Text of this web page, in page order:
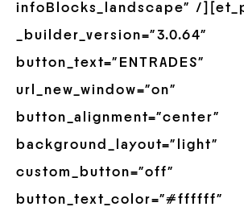
infoBlocks_landscape” /
_builder_version=”3.0.64″
button_text=”ENTRADES”
url_new_window=”on”
button_alignment=”center”
background_layout=”light”
custom_button=”off”
button_text_color=”#ffffff”